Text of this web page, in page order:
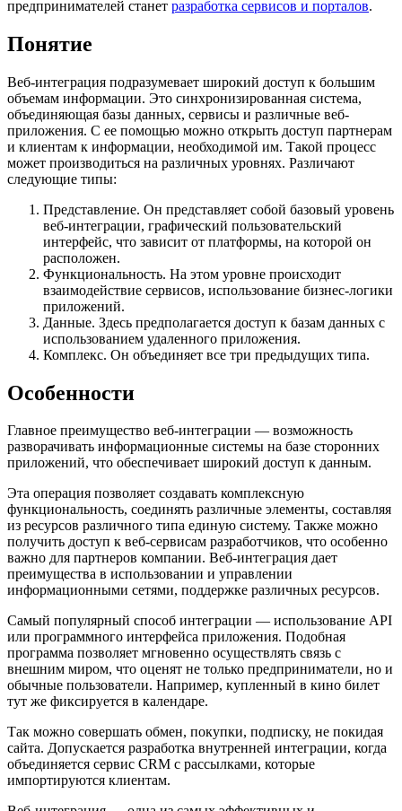
предпринимателей станет разработка сервисов и порталов.
Понятие
Веб-интеграция подразумевает широкий доступ к большим
объемам информации. Это синхронизированная система,
объединяющая базы данных, сервисы и различные веб-
приложения. С ее помощью можно открыть доступ партнерам
и клиентам к информации, необходимой им. Такой процесс
может производиться на различных уровнях. Различают
следующие типы:
Представление. Он представляет собой базовый уровень
веб-интеграции, графический пользовательский
интерфейс, что зависит от платформы, на которой он
расположен.
Функциональность. На этом уровне происходит
взаимодействие сервисов, использование бизнес-логики
приложений.
Данные. Здесь предполагается доступ к базам данных с
использованием удаленного приложения.
Комплекс. Он объединяет все три предыдущих типа.
Особенности
Главное преимущество веб-интеграции — возможность
разворачивать информационные системы на базе сторонних
приложений, что обеспечивает широкий доступ к данным.
Эта операция позволяет создавать комплексную
функциональность, соединять различные элементы, составляя
из ресурсов различного типа единую систему. Также можно
получить доступ к веб-сервисам разработчиков, что особенно
важно для партнеров компании. Веб-интеграция дает
преимущества в использовании и управлении
информационными сетями, поддержке различных ресурсов.
Самый популярный способ интеграции — использование API
или программного интерфейса приложения. Подобная
программа позволяет мгновенно осуществлять связь с
внешним миром, что оценят не только предприниматели, но и
обычные пользователи. Например, купленный в кино билет
тут же фиксируется в календаре.
Так можно совершать обмен, покупки, подписку, не покидая
сайта. Допускается разработка внутренней интеграции, когда
объединяется сервис CRM с рассылками, которые
импортируются клиентам.